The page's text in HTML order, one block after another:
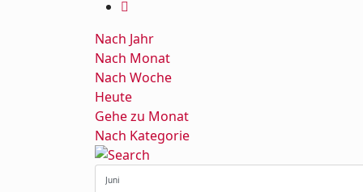
Nach Jahr
Nach Monat
Nach Woche
Heute
Gehe zu Monat
Nach Kategorie